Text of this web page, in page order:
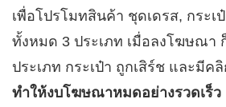
เพื่อโปรโมทสินค้า ชุดเดรส, กระเ
ทั้งหมด 3 ประเภท เมื่อลงโฆษณา
ประเภท กระเป๋า ถูกเสิร์ช และมีค
ทำให้งบโฆษณาหมดอย่างรวดเร็ว